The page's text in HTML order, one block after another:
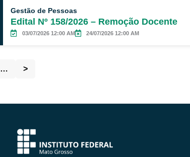
Gestão de Pessoas
Edital Nº 158/2026 – Remoção Docente
03/07/2026 12:00 AM 24/07/2026 12:00 AM
… >